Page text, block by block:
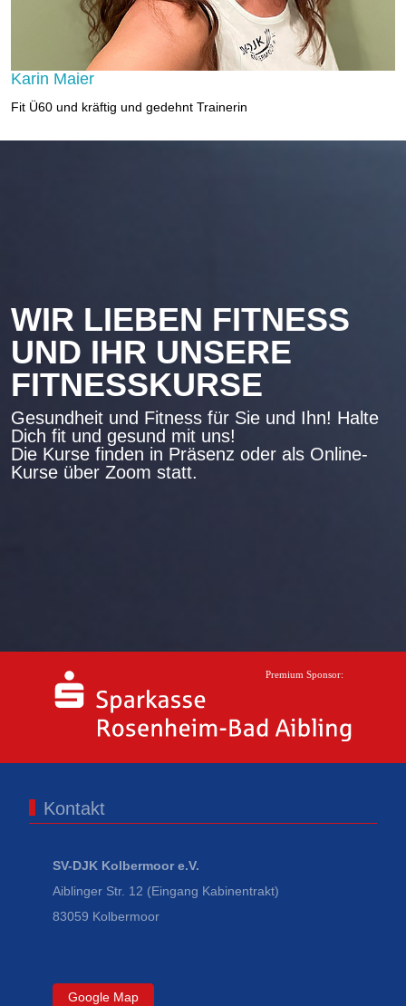
Karin Maier
Fit Ü60 und kräftig und gedehnt Trainerin
WIR LIEBEN FITNESS
UND IHR UNSERE
FITNESSKURSE
Gesundheit und Fitness für Sie und Ihn! Halte
Dich fit und gesund mit uns!
Die Kurse finden in Präsenz oder als Online-
Kurse über Zoom statt.
Kontakt
SV-DJK Kolbermoor e.V.
Aiblinger Str. 12 (Eingang Kabinentrakt)
83059 Kolbermoor
Google Map